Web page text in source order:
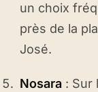
un choix
près de la
José.
Nosara: Sur